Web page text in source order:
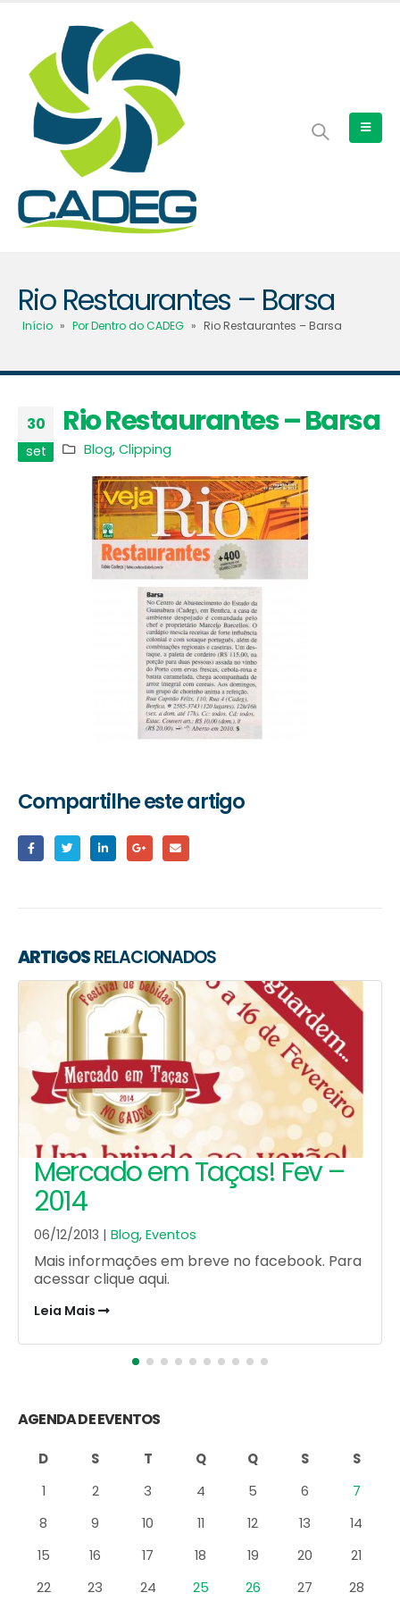
Rio Restaurantes – Barsa
Início » Por Dentro do CADEG » Rio Restaurantes – Barsa
30
set
Rio Restaurantes – Barsa
Blog,Clipping
Compartilhe este artigo
ARTIGOSRELACIONADOS
Bares, restaurantes e
lanchonetes
15/10/2013 | Blog, Gastronomia e Sabor
O Cadeg conta com uma variedade de bares,
restaurantes e lanchonetes que você deve
peixes...
Leia Mais
AGENDA DE EVENTOS
D S T Q Q S
S
1
2 3 4 5 6
7
8
9 10 11 12 13
14
15
16 17 18 19 20 21